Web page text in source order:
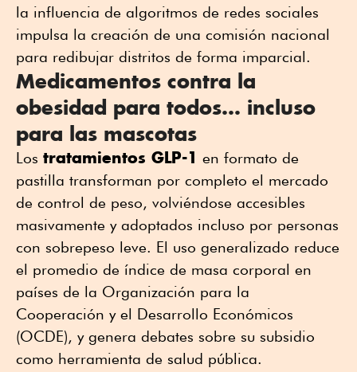
la influencia de algoritmos de redes sociales
impulsa la creación de una comisión nacional
para redibujar distritos de forma imparcial.
Medicamentos contra la
obesidad para todos… incluso
para las mascotas
Los tratamientos GLP-1 en formato de
pastilla transforman por completo el mercado
de control de peso, volviéndose accesibles
masivamente y adoptados incluso por personas
con sobrepeso leve. El uso generalizado reduce
el promedio de índice de masa corporal en
países de la Organización para la
Cooperación y el Desarrollo Económicos
(OCDE), y genera debates sobre su subsidio
como herramienta de salud pública.